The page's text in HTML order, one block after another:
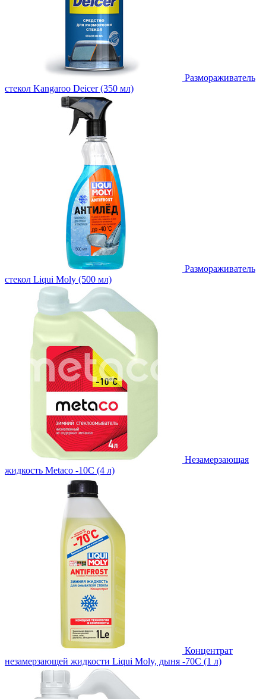
Размораживатель
стекол Kangaroo Deicer (350 мл)
Размораживатель
стекол Liqui Moly (500 мл)
Незамерзающая
жидкость Metaco -10C (4 л)
Концентрат
незамерзающей жидкости Liqui Moly, дыня -70С (1 л)